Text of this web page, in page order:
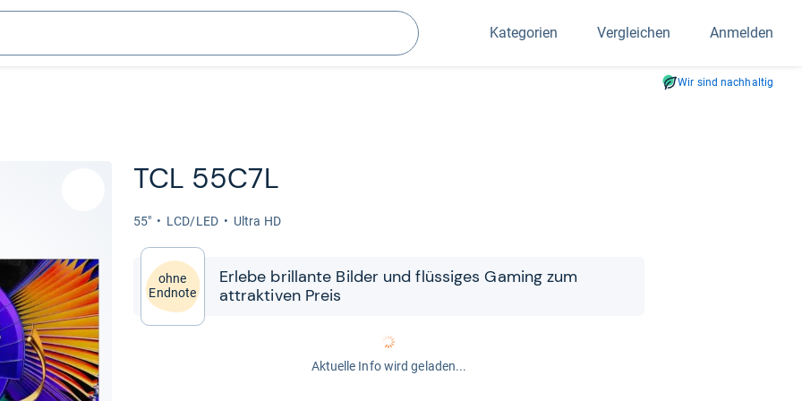
Suchen
Kategorien Vergleichen Anmelden
Wir sind nachhaltig
TCL 55C7L
55" LCD/LED Ultra HD
ohne
Endnote
Erlebe bril­lante Bil­der und flüs­si­ges Gaming zum
attrak­ti­ven Preis
Aktuelle Info wird geladen...